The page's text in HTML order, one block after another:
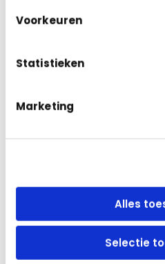
Voorkeuren
Statistieken
Marketing
Alles
Selectie
vernieuwingen, het
reduceren van compliance-
2. Evalueer de AI-capabilities
Niet alle “AI-software”
geavanceerde kunstmatige
De beste software is
gebruikt. Kies voor intuïtieve
minimale training vereisen.